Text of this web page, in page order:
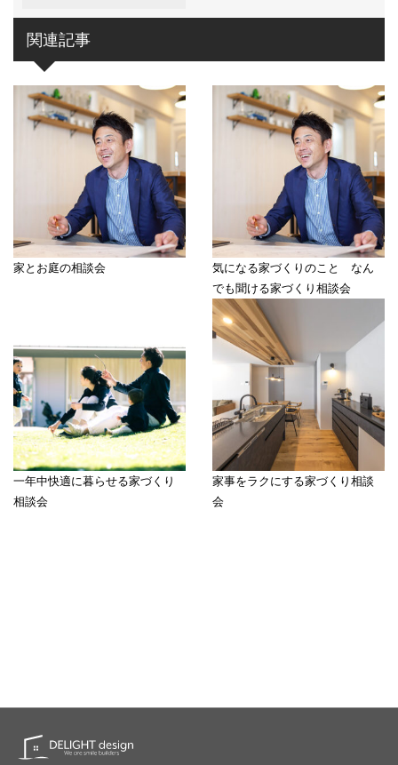
関連記事
家とお庭の相談会
気になる家づくりのこと なん
でも聞ける家づくり相談会
一年中快適に暮らせる家づくり
相談会
家事をラクにする家づくり相談
会